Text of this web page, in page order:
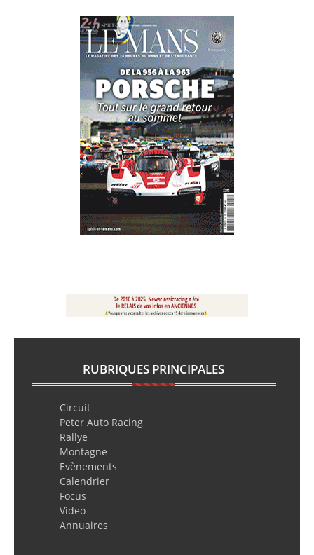
RUBRIQUES PRINCIPALES
Circuit
Peter Auto Racing
Rallye
Montagne
Evènements
Calendrier
Focus
Video
Annuaires